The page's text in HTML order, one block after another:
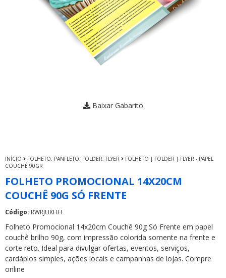
Baixar Gabarito
INÍCIO FOLHETO, PANFLETO, FOLDER, FLYER
FOLHETO | FOLDER | FLYER - PAPEL
COUCHÉ 90GR
FOLHETO PROMOCIONAL 14X20CM
COUCHÊ 90G SÓ FRENTE
Código: RWRJUXHH
Folheto Promocional 14x20cm Couchê 90g Só Frente em papel
couchê brilho 90g, com impressão colorida somente na frente e
corte reto. Ideal para divulgar ofertas, eventos, serviços,
cardápios simples, ações locais e campanhas de lojas. Compre
online